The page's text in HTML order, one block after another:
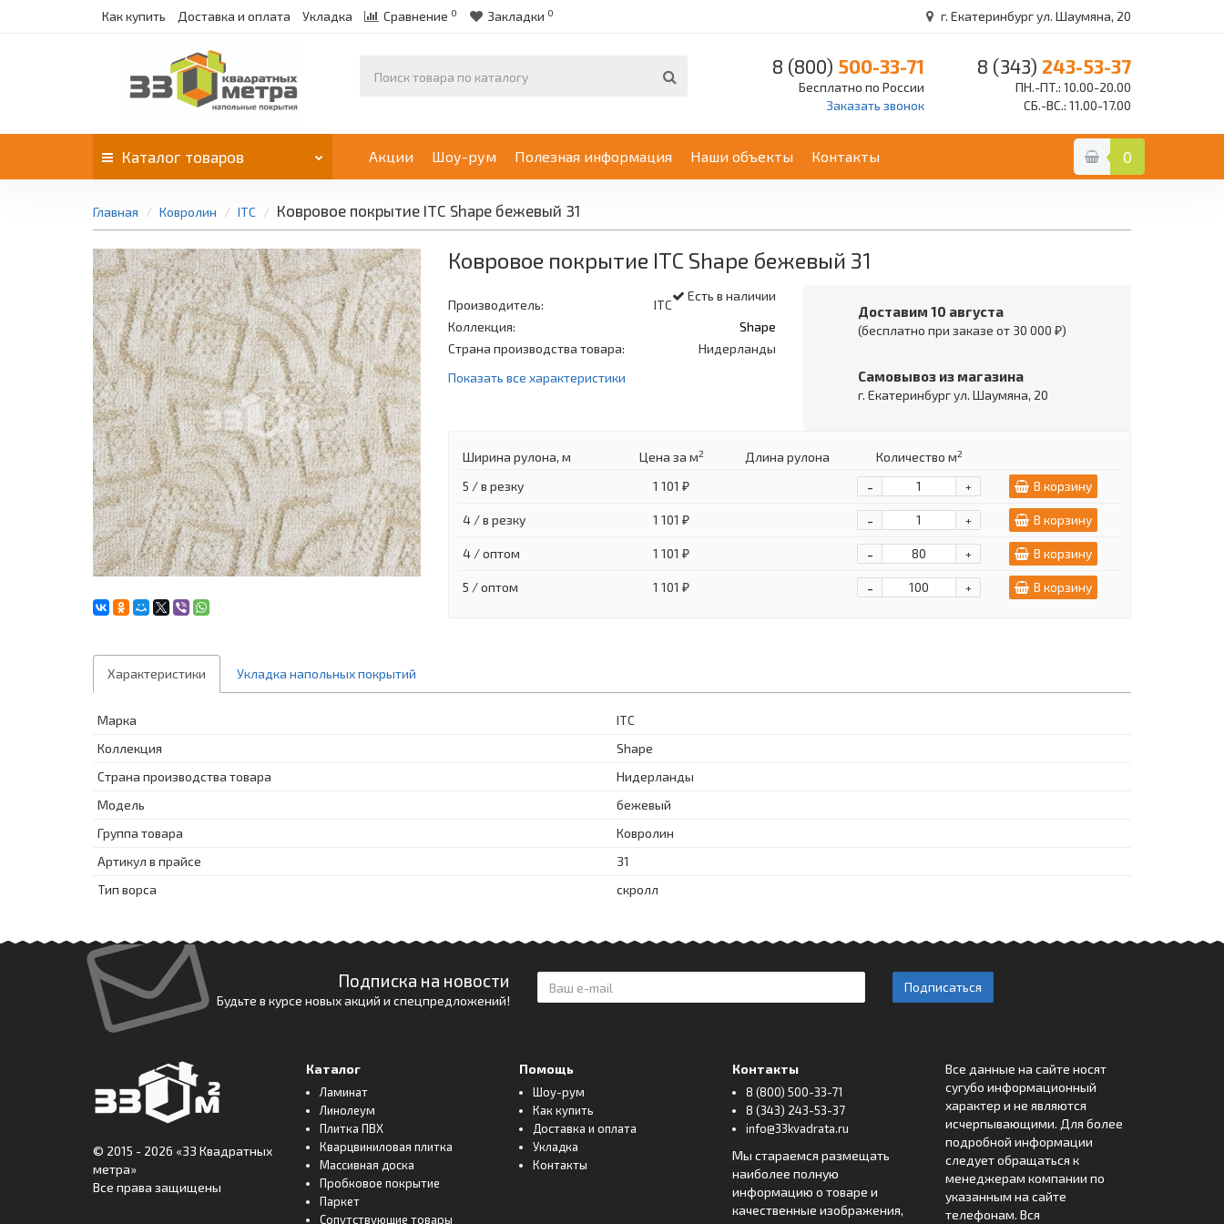
Как купить Доставка и оплата Укладка Сравнение 0 Закладки 0 г. Екатеринбург ул. Шаумяна, 20
8 (800) 500-33-71
Бесплатно по России
Заказать звонок
8 (343) 243-53-37
ПН.-ПТ.: 10.00-20.00
СБ.-ВС.: 11.00-17.00
Каталог товаров Акции Шоу-рум Полезная информация Наши объекты Контакты 0
Главная Ковролин ITC Ковровое покрытие ITC Shape бежевый 31
Ковровое покрытие ITC Shape бежевый 31
Есть в наличии
Производитель:
ITC
Коллекция:
Shape
Страна производства товара:
Нидерланды
Показать все характеристики
Доставим 10 августа
(бесплатно при заказе от 30 000 ₽)
Самовывоз из магазина
г. Екатеринбург ул. Шаумяна, 20
Ширина рулона, м Цена за м2 Длина рулона Количество м2
5 / в резку 1 101 ₽ +
- В корзину
4 / в резку 1 101 ₽ +
- В корзину
4 / оптом 1 101 ₽ +
- В корзину
5 / оптом 1 101 ₽ +
- В корзину
Характеристики Укладка напольных покрытий
Марка
ITC
Коллекция
Shape
Страна производства товара
Нидерланды
Модель
бежевый
Группа товара
Ковролин
Артикул в прайсе
31
Тип ворса
скролл
Подписка на новости
Будьте в курсе новых акций и спецпредложений!
Подписаться
© 2015 - 2026 «33 Квадратных
метра»
Все права защищены
Каталог
Ламинат
Линолеум
Плитка ПВХ
Кварцвиниловая плитка
Массивная доска
Пробковое покрытие
Паркет
Сопутствующие товары
Помощь
Шоу-рум
Как купить
Доставка и оплата
Укладка
Контакты
Контакты
8 (800) 500-33-71
8 (343) 243-53-37
info@33kvadrata.ru
Мы стараемся размещать
наиболее полную
информацию о товаре и
качественные изображения,
Все данные на сайте носят
сугубо информационный
характер и не являются
исчерпывающими. Для более
подробной информации
следует обращаться к
менеджерам компании по
указанным на сайте
телефонам. Вся